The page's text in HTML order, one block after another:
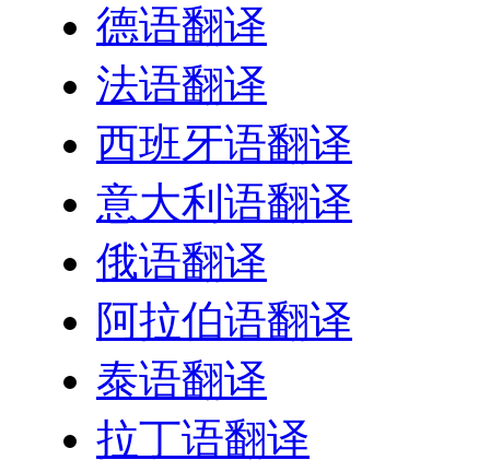
德语翻译
法语翻译
西班牙语翻译
意大利语翻译
俄语翻译
阿拉伯语翻译
泰语翻译
拉丁语翻译